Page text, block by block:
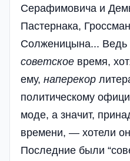
Серафимовича и
Пастернака,
Солженицына... Ведь
советское время,
ему, наперекор
политическому
моде, а значит,
времени, — хотели
Последние были